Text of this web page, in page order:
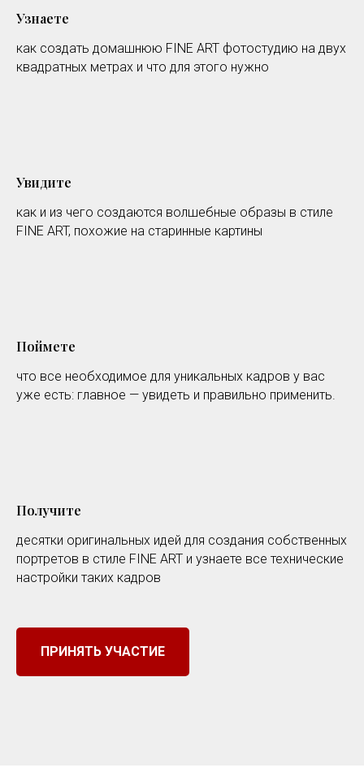
Узнаете
как создать домашнюю FINE ART фотостудию на двух
квадратных метрах и что для этого нужно
Увидите
как и из чего создаются волшебные образы в стиле
FINE ART, похожие на старинные картины
Поймете
что все необходимое для уникальных кадров у вас
уже есть: главное — увидеть и правильно применить.
Получите
десятки оригинальных идей для создания собственных
портретов в стиле FINE ART и узнаете все технические
настройки таких кадров
ПРИНЯТЬ УЧАСТИЕ